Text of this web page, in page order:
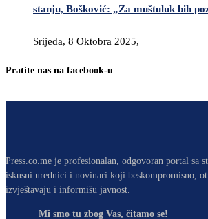
stanju, Bošković: „Za muštuluk bih
Srijeda, 8 Oktobra 2025,
Pratite nas na facebook-u
Press.co.me je profesionalan, odgovoran portal sa
iskusni urednici i novinari koji beskompromisno,
izvještavaju i informišu javnost.
Mi smo tu zbog Vas, čitamo se!